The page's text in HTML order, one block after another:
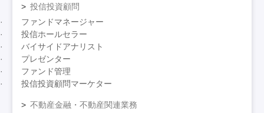
投信投資顧問
ファンドマネージャー
投信ホールセラー
バイサイドアナリスト
プレゼンター
ファンド管理
投信投資顧問マーケター
不動産金融・不動産関連業務